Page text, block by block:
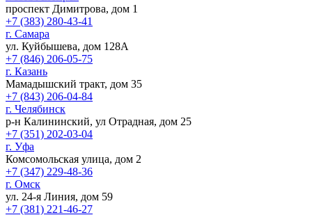
проспект Димитрова, дом 1
+7 (383) 280-43-41
г. Самара
ул. Куйбышева, дом 128А
+7 (846) 206-05-75
г. Казань
Мамадышский тракт, дом 35
+7 (843) 206-04-84
г. Челябинск
р-н Калининский, ул Отрадная, дом 25
+7 (351) 202-03-04
г. Уфа
Комсомольская улица, дом 2
+7 (347) 229-48-36
г. Омск
ул. 24-я Линия, дом 59
+7 (381) 221-46-27